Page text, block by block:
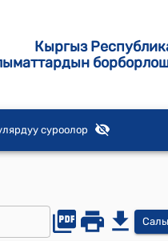
Кыргыз
суроолор